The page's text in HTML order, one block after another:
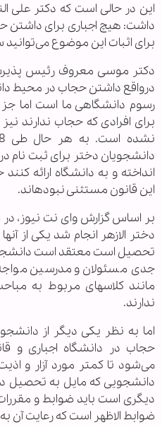
این در حالی است که دکتر علی
داشت: هیچ اجباری برای
برای اثبات این موضوع
دکتر موسی معروف رئیس
درواقع داشتن حجاب در محیط
رسوم دانشگاهی ما است اما
برای افرادی که حجاب ندارند
دانشجویان دختر برای ثبت نام
انداخته و به دانشگاه ارائه
این قانون مستثنی نبوده‏اند.
دختر الازهر انجام شد یکی از
تحصیل است معتقد است
جدی مسئولان و مدرسین مواجه
مانند کلاسهای مربوط به
ندارند.
اما به نظر یکی دیگر از
حجاب در دانشگاه اجباری و
می‌شود تا کمتر مورد آزار و
دانشجویی که مایل به تحصیل
دیگری است باید ضوابط و
ضوابط الاظهر است که رعایت آن